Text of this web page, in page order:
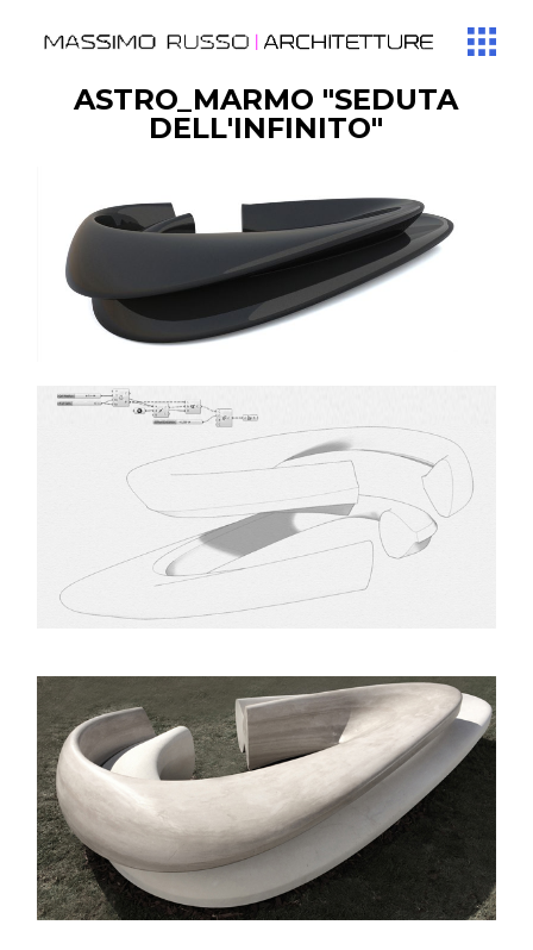
ASTRO_MARMO "SEDUTA
DELL'INFINITO"